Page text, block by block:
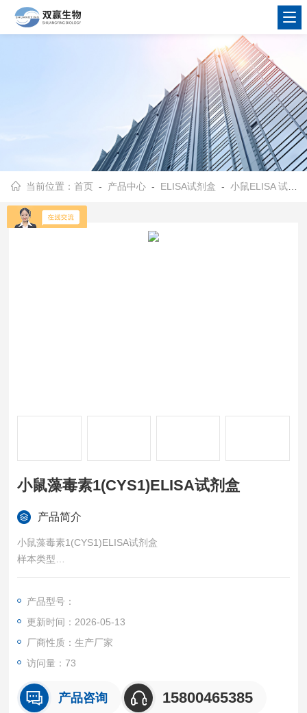
当前位置：首页 - 产品中心 - ELISA试剂盒 -小鼠ELISA 试剂盒
小鼠藻毒素1(CYS1)ELISA试剂盒
产品简介
小鼠藻毒素1(CYS1)ELISA试剂盒
样本类型
血清、血浆或其他相关生物液体。
可检测样本中的：Mouse Cystin 1 (CYS1)，且与其它相关蛋白
无明显交叉反应。
重复性
批内，批间差均<10%。
见说明书
产品型号：
更新时间：2026-05-13
厂商性质：生产厂家
访问量：73
产品咨询 15800465385